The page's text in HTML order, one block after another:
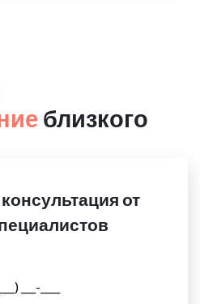
близкого
от